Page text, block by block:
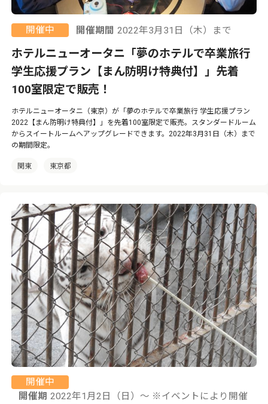
開催中 開催期間 2022年3月31日（木）まで
ホテルニューオータニ「夢のホテルで卒業旅行
学生応援プラン【まん防明け特典付】」先着
100室限定で販売！
ホテルニューオータニ（東京）が「夢のホテルで卒業旅行 学生応援プラン
2022【まん防明け特典付】」を先着100室限定で販売。スタンダードルーム
からスイートルームへアップグレードできます。2022年3月31日（木）まで
の期間限定。
関東 東京都
開催中
開催期 2022年1月2日（日）〜 ※イベントにより開催